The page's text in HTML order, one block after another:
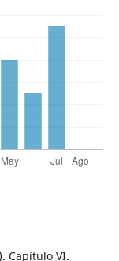
Capítulo VI.